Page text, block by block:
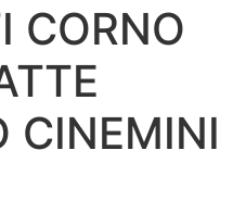
CORNO
CINEMINI